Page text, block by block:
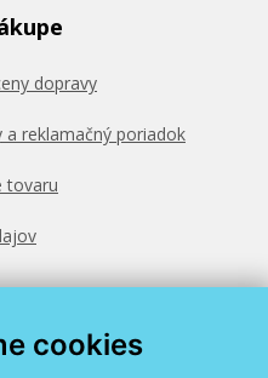
cookies
€
košíka
(Žltý)
dopravy
a reklamačný poriadok
tovaru